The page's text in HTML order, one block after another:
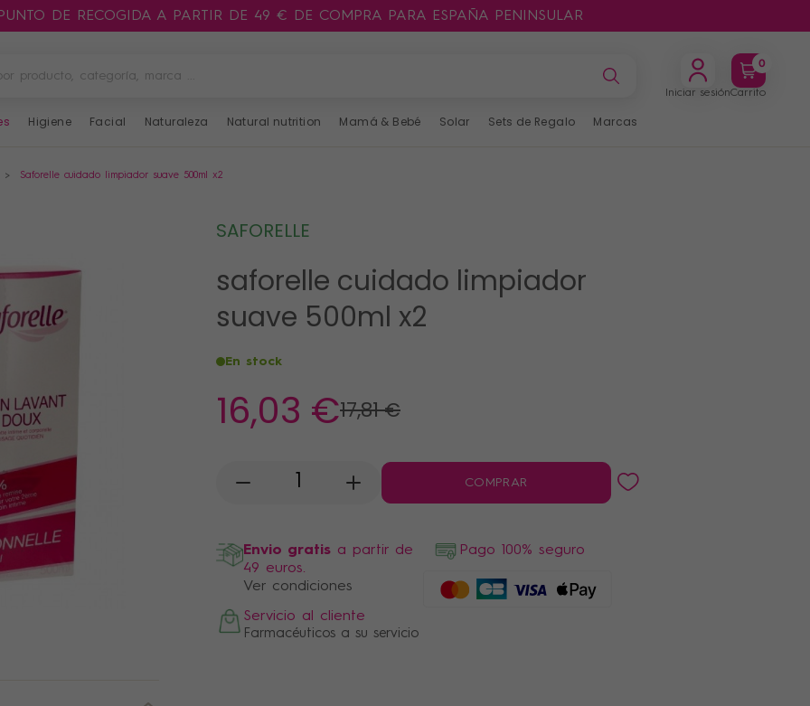
DE RECOGIDA A PARTIR DE 49 € DE COMPRA PARA ESPAÑA PENINSULAR
Iniciar sesión
0
Carrito
Higiene Facial Naturaleza Natural nutrition Mamá & Bebé Solar Sets de Regalo Marcas
Saforelle cuidado limpiador suave 500ml x2
SAFORELLE
saforelle cuidado limpiador
suave 500ml x2
En stock
16,03 €17,81 €
- + COMPRAR
Envio gratis a partir de
49 euros.
Ver condiciones
Pago 100% seguro
Servicio al cliente
Farmacéuticos a su servicio